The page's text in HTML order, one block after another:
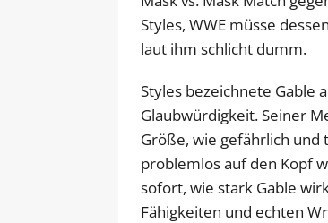
Styles, WWE müsse
laut ihm schlicht dumm.
Styles bezeichnete Gable
Glaubwürdigkeit. Seiner
Größe, wie gefährlich und
problemlos auf den Kopf
sofort, wie stark Gable
Fähigkeiten und echten